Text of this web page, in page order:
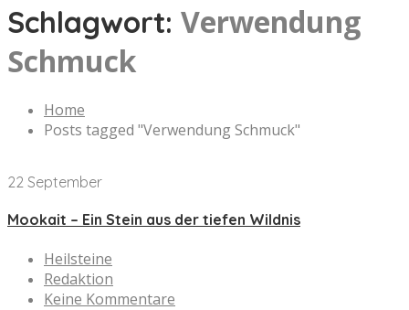
Schlagwort: Verwendung
Schmuck
Home
Posts tagged "Verwendung Schmuck"
22 September
Mookait – Ein Stein aus der tiefen Wildnis
Heilsteine
Redaktion
Keine Kommentare